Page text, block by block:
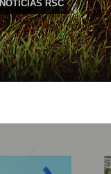
NOTICIAS RSC